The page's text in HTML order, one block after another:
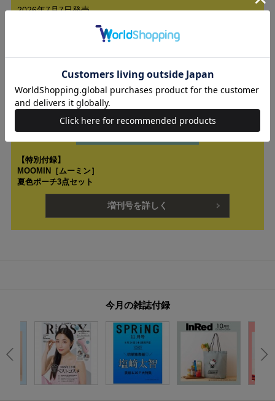
2026年7月7日発売
【特別付録】
MOOMIN［ムーミン］
夏色ポーチ3点セット
増刊号を詳しく
今月の雑誌付録